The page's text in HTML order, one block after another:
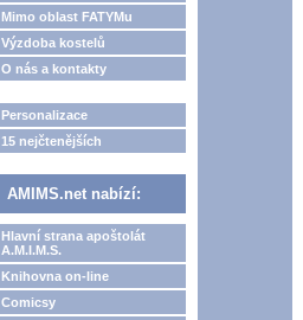
Mimo oblast FATYMu
Výzdoba kostelů
O nás a kontakty
Personalizace
15 nejčtenějších
AMIMS.net nabízí:
Hlavní strana apoštolát
A.M.I.M.S.
Knihovna on-line
Comicsy